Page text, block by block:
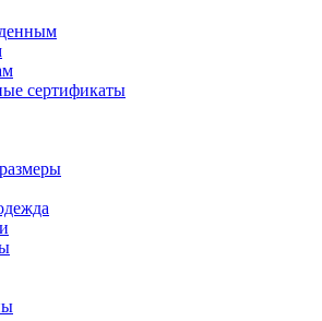
сертификаты